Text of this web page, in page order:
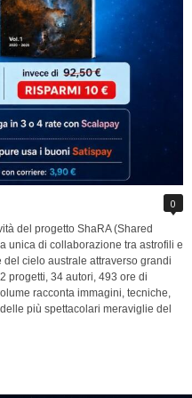
0
del progetto ShaRA (Shared
unica di collaborazione tra astrofili e
cielo australe attraverso grandi
progetti, 34 autori, 493 ore di
racconta immagini, tecniche,
più spettacolari meraviglie del